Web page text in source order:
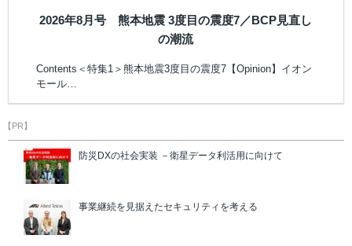
2026年8月号 熊本地震 3度目の震度7／BCP見直し
の潮流
Contents＜特集1＞熊本地震3度目の震度7【Opinion】イオン
モール…
【PR】
防災DXの社会実装 －衛星データ利活用に向けて
事業継続を見据えたセキュリティを考える